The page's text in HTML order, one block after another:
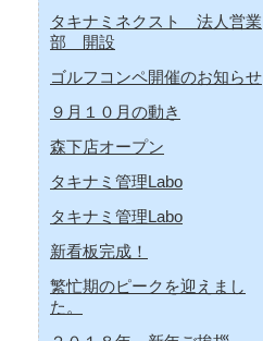
タキナミネクスト 法人営業
部 開設
ゴルフコンペ開催のお知らせ
９月１０月の動き
森下店オープン
タキナミ管理Labo
タキナミ管理Labo
新看板完成！
繁忙期のピークを迎えまし
た。